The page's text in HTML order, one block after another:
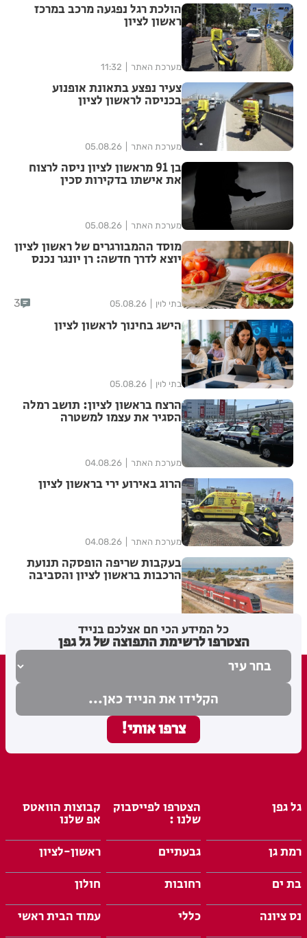
הולכת רגל נפגעה מרכב במרכז
ראשון לציון
מערכת האתר 11:32
צעיר נפצע בתאונת אופנוע
בכניסה לראשון לציון
מערכת האתר 05.08.26
בן 91 מראשון לציון ניסה לרצוח
את אישתו בדקירות סכין
מערכת האתר 05.08.26
מוסד ההמבורגרים של ראשון לציון
יוצא לדרך חדשה: רן יונגר נכנס
בתי לוין 05.08.26
3
הישג בחינוך לראשון לציון
בתי לוין 05.08.26
הרצח בראשון לציון: תושב רמלה
הסגיר את עצמו למשטרה
מערכת האתר 04.08.26
הרוג באירוע ירי בראשון לציון
מערכת האתר 04.08.26
בעקבות שריפה הופסקה תנועת
הרכבות בראשון לציון והסביבה
כל המידע הכי חם אצלכם בנייד
הצטרפו לרשימת התפוצה של גל גפן
גל גפן הצטרפו לפייסבוק
שלנו :
קבוצות הוואטס
אפ שלנו
רמת גן
גבעתיים
ראשון-לציון
בת ים
רחובות
חולון
נס ציונה
כללי עמוד הבית ראשי